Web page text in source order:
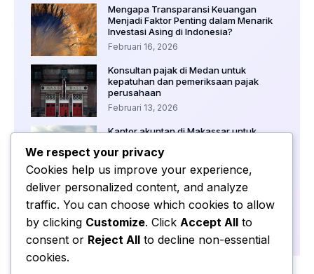
Mengapa Transparansi Keuangan
Menjadi Faktor Penting dalam Menarik
Investasi Asing di Indonesia?
Februari 16, 2026
Konsultan pajak di Medan untuk
kepatuhan dan pemeriksaan pajak
perusahaan
Februari 13, 2026
Kantor akuntan di Makassar untuk
Februari 12, 2026
Audit keuangan wajib di Medan untuk
perusahaan besar dan korporasi
Februari 11, 2026
We respect your privacy
Cookies help us improve your experience,
deliver personalized content, and analyze
traffic. You can choose which cookies to allow
by clicking Customize. Click Accept All to
consent or Reject All to decline non-essential
cookies.